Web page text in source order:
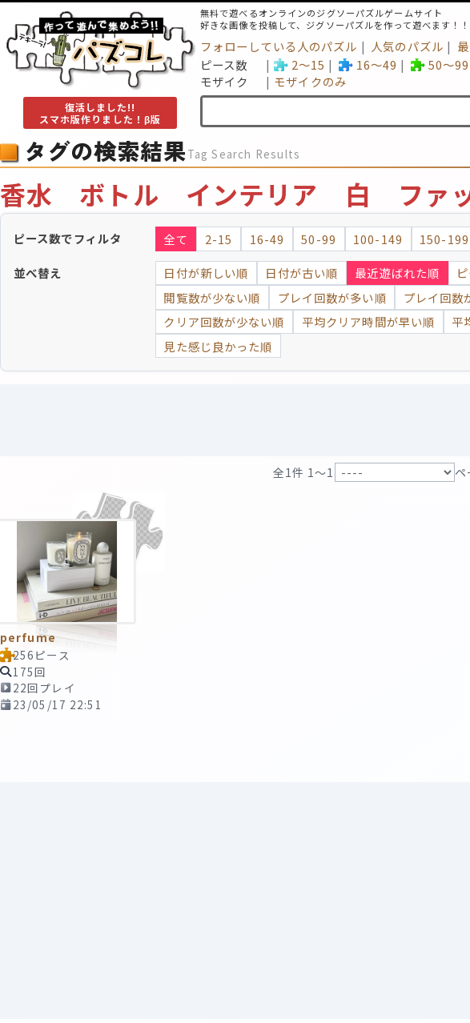
復活しました!!
スマホ版作りました！β版
無料で遊べるオンラインのジグソーパズルゲームサイト
好きな画像を投稿して、ジグソーパズルを作って遊べます！！
フォローしている人のパズル 人気のパズル
ピース数
2～15 16～49 50～99
モザイク
モザイクのみ
タグの検索結果Tag Search Results
香水 ボトル インテリア 白 ファ
ピース数でフィルタ 全て 2-15 16-49 50-99 100-149 150-199
並べ替え 日付が新しい順 日付が古い順 最近遊ばれた順
閲覧数が少ない順
プレイ回数が多い順 プレイ回数
クリア回数が少ない順
平均クリア時間が早い順 平
見た感じ良かった順
全1件 1〜1 ペ
perfume
256ピース
175回
22回プレイ
23/05/17 22:51